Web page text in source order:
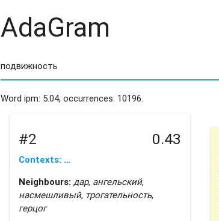
AdaGram
Word ipm: 5.04, occurrences: 10196.
#2 0.43
Contexts: …
Neighbours: дар, ангельский,
насмешливый, трогательность,
герцог